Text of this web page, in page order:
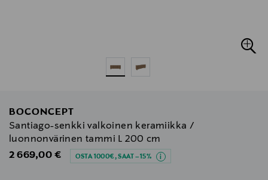
BOCONCEPT
Santiago-senkki valkoinen keramiikka /
luonnonvärinen tammi L 200 cm
Original Price
2 669,00 € OSTA 1000€, SAAT –15%